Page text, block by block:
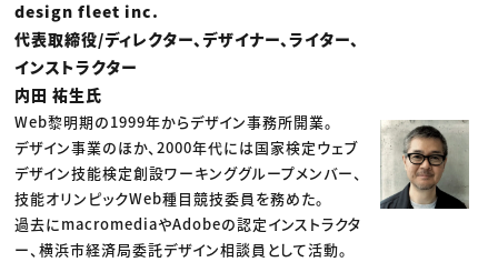
design fleet inc.
代表取締役/ディレクター、デザイナー、ライター、
インストラクター
内田 祐生氏
Web黎明期の1999年からデザイン事務所開業。
デザイン事業のほか、2000年代には国家検定ウェブ
デザイン技能検定創設ワーキンググループメンバー、
技能オリンピックWeb種目競技委員を務めた。
過去にmacromediaやAdobeの認定インストラクタ
ー、横浜市経済局委託デザイン相談員として活動。